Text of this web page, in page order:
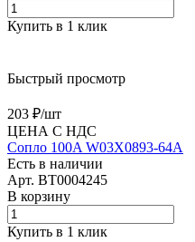
Купить в 1 клик
Быстрый просмотр
203 ₽/шт
ЦЕНА С НДС
Сопло 100A W03X0893-64A
Есть в наличии
Арт. BT0004245
В корзину
Купить в 1 клик